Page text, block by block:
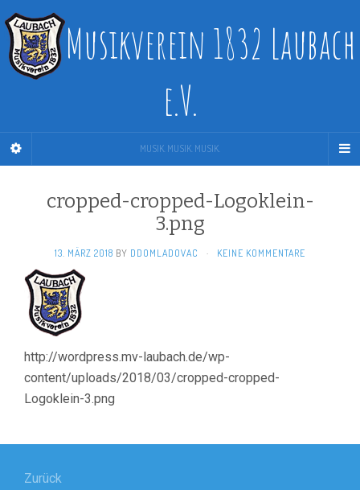
Musikverein 1832 Laubach
e.V.
MUSIK. MUSIK. MUSIK.
cropped-cropped-Logoklein-
3.png
13. MÄRZ 2018 BY DDOMLADOVAC · KEINE KOMMENTARE
http://wordpress.mv-laubach.de/wp-
content/uploads/2018/03/cropped-cropped-
Logoklein-3.png
Zurück